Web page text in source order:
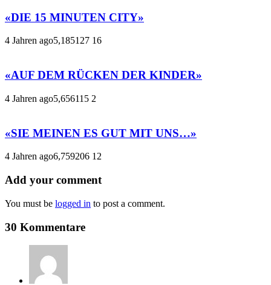
«DIE 15 MINUTEN CITY»
4 Jahren ago5,185127 16
«AUF DEM RÜCKEN DER KINDER»
4 Jahren ago5,656115 2
«SIE MEINEN ES GUT MIT UNS…»
4 Jahren ago6,759206 12
Add your comment
You must be logged in to post a comment.
30 Kommentare